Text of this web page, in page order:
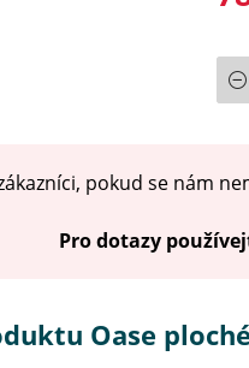
pokud se nám
Pro dotazy
Oase